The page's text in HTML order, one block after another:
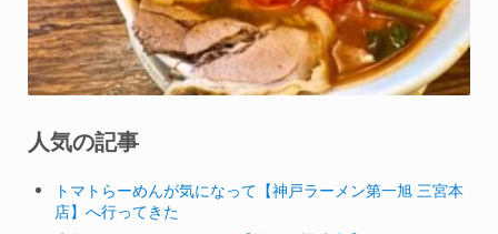
人気の記事
トマトらーめんが気になって【神戸ラーメン第一旭 三宮本
店】へ行ってきた